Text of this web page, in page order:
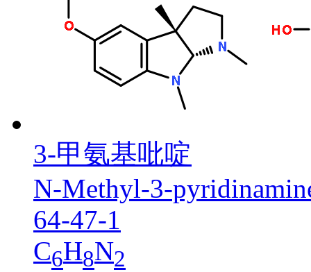
3-甲氨基吡啶
N-Methyl-3-
64-47-1
C6H8N2